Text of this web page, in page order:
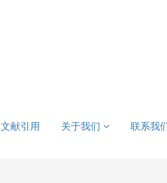
文献引用 关于我们 联系我